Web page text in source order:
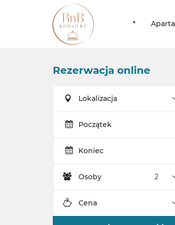
*
Rezerwacja online
Lokalizacja
Początek
Koniec
Osoby
Cena